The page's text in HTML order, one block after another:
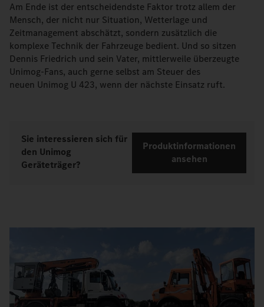
Am Ende ist der entscheidendste Faktor trotz allem der
Mensch, der nicht nur Situation, Wetterlage und
Zeitmanagement abschätzt, sondern zusätzlich die
komplexe Technik der Fahrzeuge bedient. Und so sitzen
Dennis Friedrich und sein Vater, mittlerweile überzeugte
Unimog-Fans, auch gerne selbst am Steuer des
neuen Unimog U 423, wenn der nächste Einsatz ruft.
Sie interessieren sich für
den Unimog
Geräteträger?
Produktinformationen
ansehen